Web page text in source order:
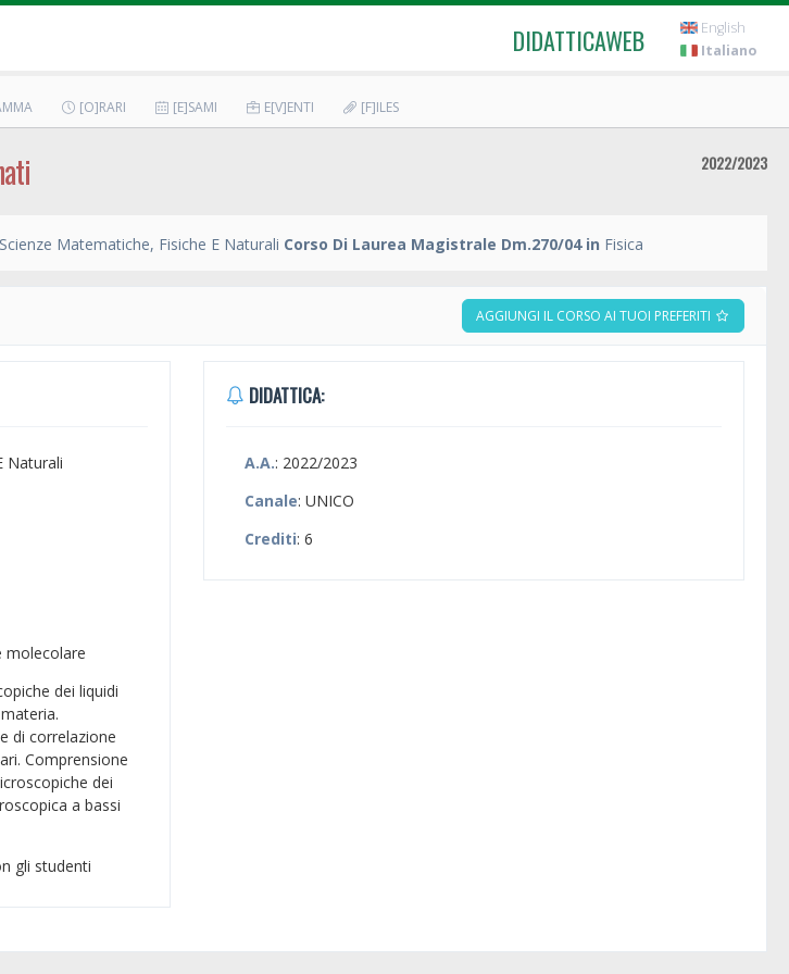
DIDATTICAWEB
English
Italiano
[O]RARI [E]SAMI E[V]ENTI [F]ILES
2022/2023
Scienze Matematiche, Fisiche E Naturali Corso Di Laurea Magistrale Dm.270/04 in Fisica
AGGIUNGI IL CORSO AI TUOI PREFERITI
Naturali
molecolare
dei liquidi
di correlazione
Comprensione
dei
a bassi
gli studenti
DIDATTICA:
A.A.: 2022/2023
Canale: UNICO
Crediti: 6